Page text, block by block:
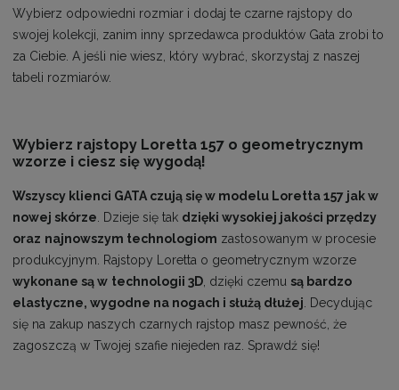
Wybierz odpowiedni rozmiar i dodaj te czarne rajstopy do
swojej kolekcji, zanim inny sprzedawca produktów Gata zrobi to
za Ciebie. A jeśli nie wiesz, który wybrać, skorzystaj z naszej
tabeli rozmiarów.
Wybierz rajstopy Loretta 157 o geometrycznym
wzorze i ciesz się wygodą!
Wszyscy klienci GATA czują się w modelu Loretta 157 jak w
nowej skórze . Dzieje się tak dzięki wysokiej jakości przędzy
oraz najnowszym technologiom zastosowanym w procesie
produkcyjnym. Rajstopy Loretta o geometrycznym wzorze
wykonane są w technologii 3D , dzięki czemu są bardzo
elastyczne, wygodne na nogach i służą dłużej . Decydując
się na zakup naszych czarnych rajstop masz pewność, że
zagoszczą w Twojej szafie niejeden raz. Sprawdź się!